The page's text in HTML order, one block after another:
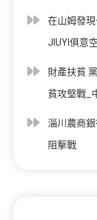
在山姆發
JIUYI俱意
財產扶貧
貧攻堅戰_
淄川農商
阻擊戰